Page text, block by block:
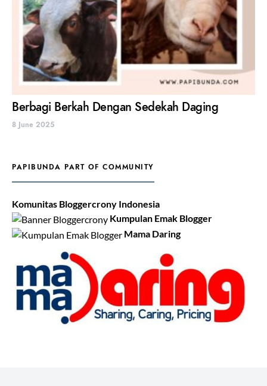
Berbagi Berkah Dengan Sedekah Daging
8 June 2025
PAPIBUNDA PART OF COMMUNITY
Komunitas Bloggercrony Indonesia
Kumpulan Emak Blogger
Mama Daring